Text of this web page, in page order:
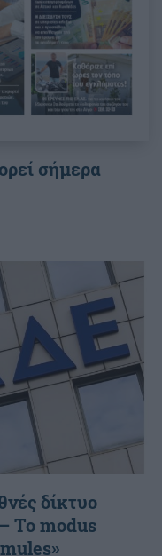
σήμερα
δίκτυο
Το modus